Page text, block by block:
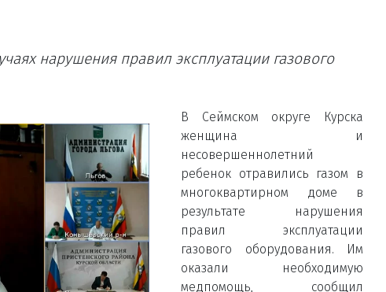
нарушения правил эксплуатации газового
В Сеймском округе Курска
женщина и
несовершеннолетний
ребенок отравились газом в
многоквартирном доме в
результате нарушения
правил эксплуатации
газового оборудования. Им
оказали необходимую
медпомощь, сообщил